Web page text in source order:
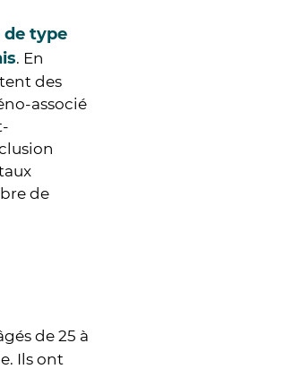
de type
. En
des
associé
de
de 25 à
Ils ont